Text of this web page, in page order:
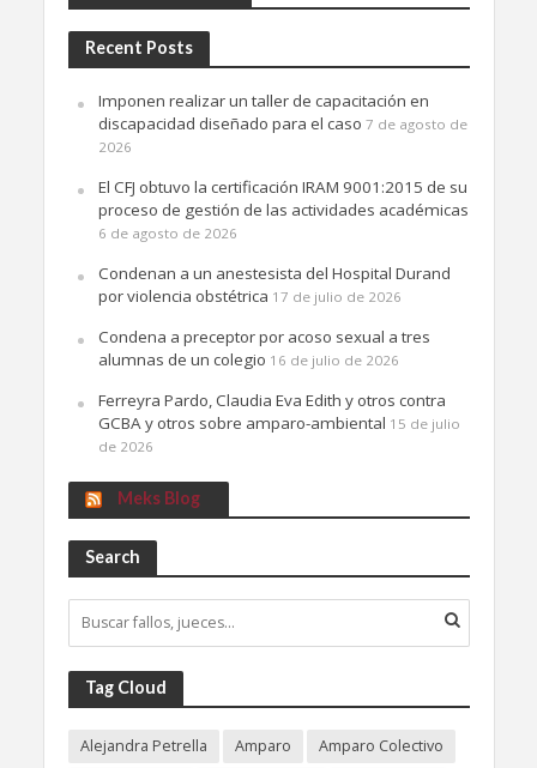
Recent Posts
Imponen realizar un taller de capacitación en
discapacidad diseñado para el caso 7 de agosto de
2026
El CFJ obtuvo la certificación IRAM 9001:2015 de su
proceso de gestión de las actividades académicas
6 de agosto de 2026
Condenan a un anestesista del Hospital Durand
por violencia obstétrica 17 de julio de 2026
Condena a preceptor por acoso sexual a tres
alumnas de un colegio 16 de julio de 2026
Ferreyra Pardo, Claudia Eva Edith y otros contra
GCBA y otros sobre amparo-ambiental 15 de julio
de 2026
Meks Blog
Search
Tag Cloud
Alejandra Petrella Amparo
Amparo Colectivo